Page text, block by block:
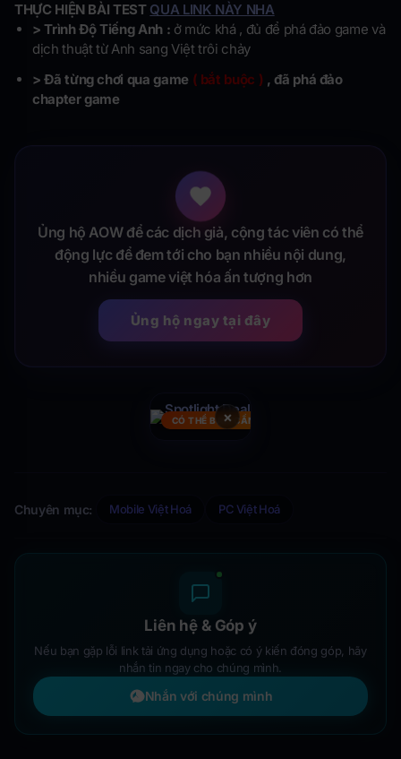
THỰC HIỆN BÀI TEST QUA LINK NÀY NHA
> Trình Độ Tiếng Anh : ở mức khá , đủ để phá đảo game và
dịch thuật từ Anh sang Việt trôi chảy
> Đã từng chơi qua game ( bắt buộc ) , đã phá đảo
chapter game
Ủng hộ AOW để các dịch giả, cộng tác viên có thể
động lực để đem tới cho bạn nhiều nội dung,
nhiều game việt hóa ấn tượng hơn
Ủng hộ ngay tại đây
×
CÓ THỂ BẠN CẦN
Chuyên mục: Mobile Việt Hoá PC Việt Hoá
Liên hệ & Góp ý
Nếu bạn gặp lỗi link tải ứng dụng hoặc có ý kiến đóng góp, hãy
nhắn tin ngay cho chúng mình.
Nhắn với chúng mình